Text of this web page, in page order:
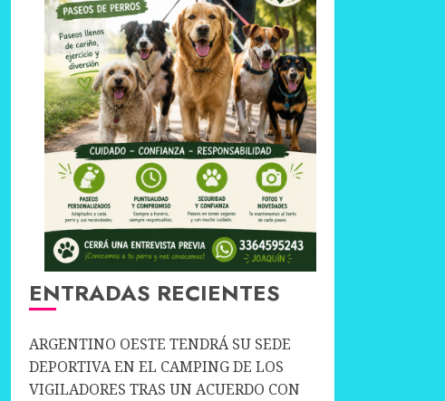
ENTRADAS RECIENTES
ARGENTINO OESTE TENDRÁ SU SEDE
DEPORTIVA EN EL CAMPING DE LOS
VIGILADORES TRAS UN ACUERDO CON